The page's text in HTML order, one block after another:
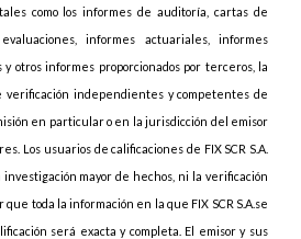
como los informes de auditoría, cartas de
evaluaciones, informes actuariales, informes
otros informes proporcionados por terceros, la
independientes y competentes de
en particular o en la jurisdicción del emisor
Los usuarios de calificaciones de FIX SCR S.A.
mayor de hechos, ni la verificación
toda la información en la que FIX SCR S.A.se
será exacta y completa. El emisor y sus